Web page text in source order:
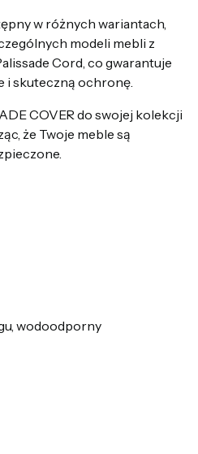
w różnych wariantach,
modeli mebli z
Cord, co gwarantuje
i skuteczną ochronę.
COVER do swojej kolekcji
że Twoje meble są
wodoodporny